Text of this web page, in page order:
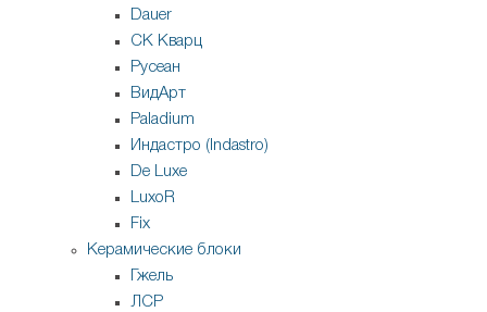
Dauer
СК Кварц
Русеан
ВидАрт
Paladium
Индастро (Indastro)
De Luxe
LuxoR
Fix
Керамические блоки
Гжель
ЛСР